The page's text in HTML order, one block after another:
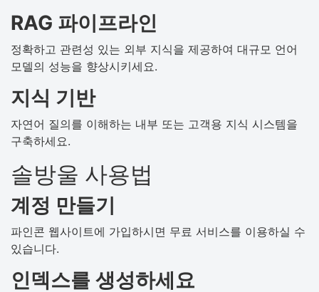
RAG 파이프라인
정확하고 관련성 있는 외부 지식을 제공하여 대규모 언어
모델의 성능을 향상시키세요.
지식 기반
자연어 질의를 이해하는 내부 또는 고객용 지식 시스템을
구축하세요.
솔방울 사용법
계정 만들기
파인콘 웹사이트에 가입하시면 무료 서비스를 이용하실 수
있습니다.
인덱스를 생성하세요